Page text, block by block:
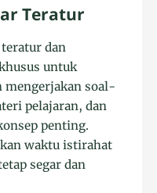
Teratur
dan
untuk
mengerjakan soal-
pelajaran, dan
penting.
waktu istirahat
segar dan